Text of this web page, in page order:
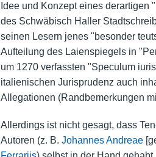
Idee und Konzept eines
des Schwäbisch Haller
seinen Lesern jenes "besonder
Aufteilung des Laienspiegels in
um 1270 verfassten "Speculum
italienischen Jurisprudenz auch
Allegationen (Randbemerkungen
Allerdings ist nicht gesagt, dass
Autoren (z. B. Johannes Andreae